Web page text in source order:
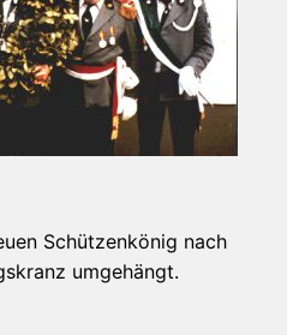
Schüt­zen­kö­nig nach
umgehängt.